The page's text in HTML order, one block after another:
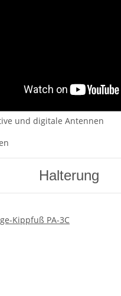
und digitale Antennen
Halterung